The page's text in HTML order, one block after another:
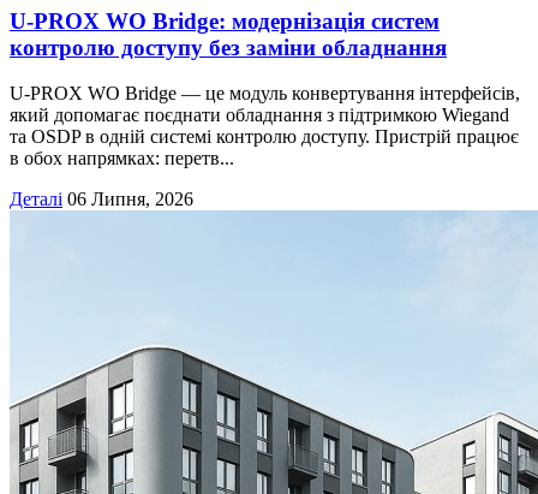
U-PROX WO Bridge: модернізація систем
контролю доступу без заміни обладнання
U-PROX WO Bridge — це модуль конвертування інтерфейсів,
який допомагає поєднати обладнання з підтримкою Wiegand
та OSDP в одній системі контролю доступу. Пристрій працює
в обох напрямках: перетв...
Деталі 06 Липня, 2026